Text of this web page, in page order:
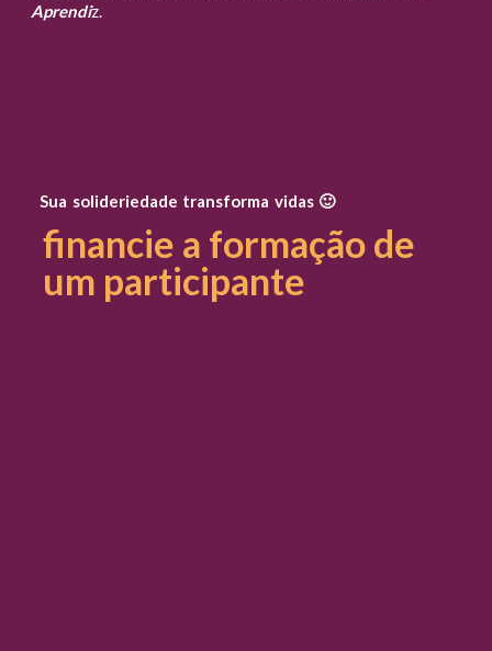
Aprendiz.
Sua solideriedade transforma vidas 🙂
financie a formação de
um participante